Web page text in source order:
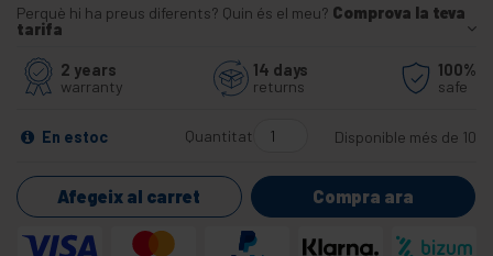
Perquè hi ha preus diferents? Quin és el meu? Comprova la teva
tarifa
2 years
warranty
14 days
returns
100%
safe
En estoc Quantitat Disponible més de 10
Afegeix al carret Compra ara